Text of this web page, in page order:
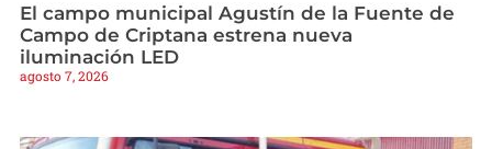
El campo municipal Agustín de la Fuente de
Campo de Criptana estrena nueva
iluminación LED
agosto 7, 2026